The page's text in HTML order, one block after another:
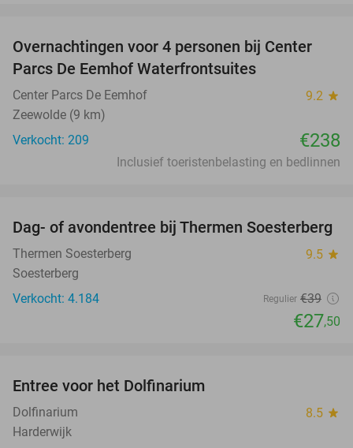
Overnachtingen voor 4 personen bij Center
Parcs De Eemhof Waterfrontsuites
Center Parcs De Eemhof 9.2 star
Zeewolde (9 km)
Verkocht: 209
€238
Inclusief toeristenbelasting en bedlinnen
29%
Dag- of avondentree bij Thermen Soesterberg
Thermen Soesterberg 9.5 star
Soesterberg
Verkocht: 4.184
Regulier €39
€27,50
Entree voor het Dolfinarium
Dolfinarium 8.5 star
Harderwijk